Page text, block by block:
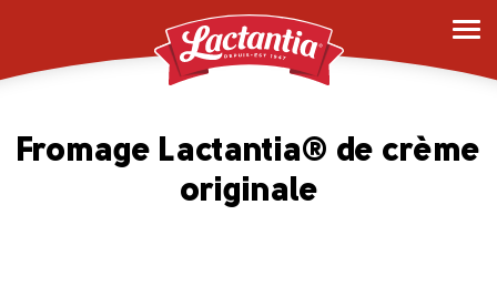
Fromage Lactantia® de crème
originale